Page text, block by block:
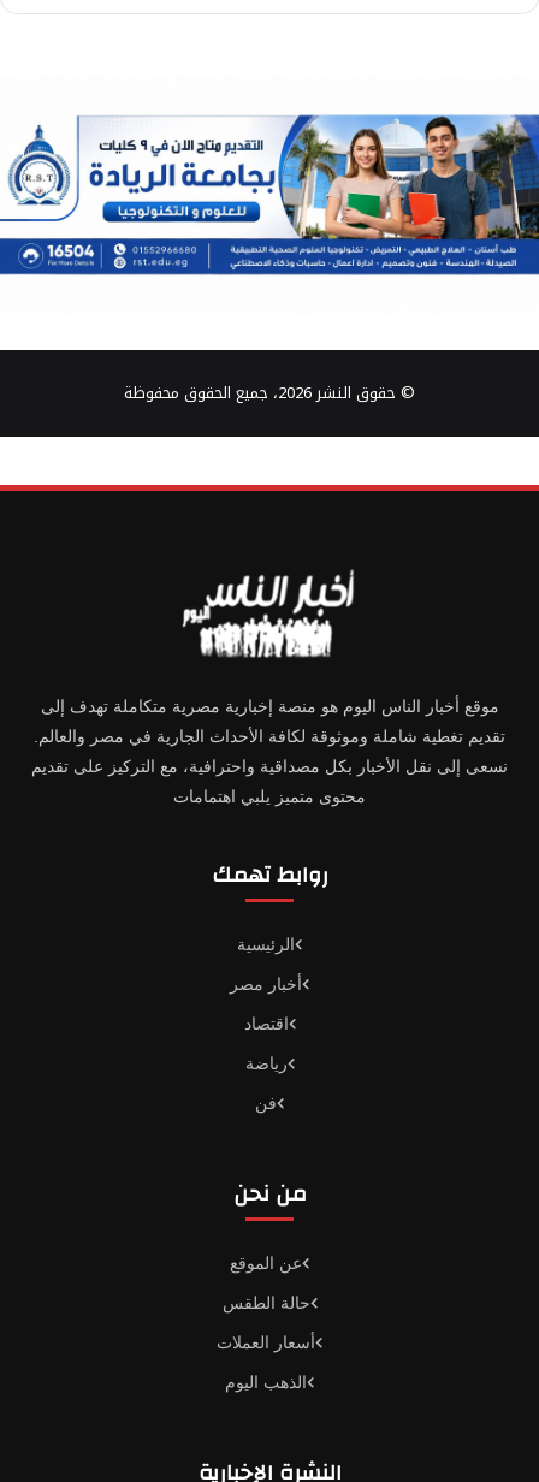
© حقوق النشر 2026، جميع الحقوق محفوظة
موقع أخبار الناس اليوم هو منصة إخبارية مصرية متكاملة تهدف إلى
تقديم تغطية شاملة وموثوقة لكافة الأحداث الجارية في مصر والعالم.
نسعى إلى نقل الأخبار بكل مصداقية واحترافية، مع التركيز على تقديم
محتوى متميز يلبي اهتمامات
روابط تهمك
الرئيسية
أخبار مصر
اقتصاد
رياضة
فن
من نحن
عن الموقع
حالة الطقس
أسعار العملات
الذهب اليوم
النشرة الإخبارية